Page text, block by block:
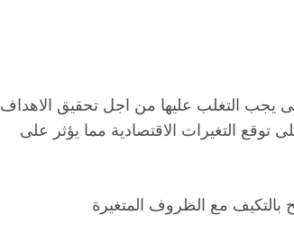
يجب التغلب عليها من اجل تحقيق الاهداف
توقع التغيرات الاقتصادية مما يؤثر على
مع الظروف المتغيرة